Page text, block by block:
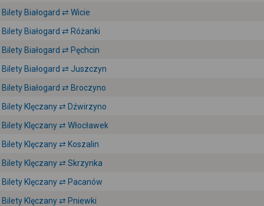
Bilety Białogard ⇄ Wicie
Bilety Białogard ⇄ Różanki
Bilety Białogard ⇄ Pęchcin
Bilety Białogard ⇄ Juszczyn
Bilety Białogard ⇄ Broczyno
Bilety Klęczany ⇄ Dźwirzyno
Bilety Klęczany ⇄ Włocławek
Bilety Klęczany ⇄ Koszalin
Bilety Klęczany ⇄ Skrzynka
Bilety Klęczany ⇄ Pacanów
Bilety Klęczany ⇄ Pniewki